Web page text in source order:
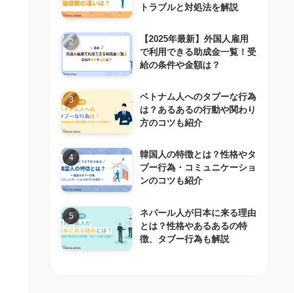
トラブルと対処法を解説
【2025年最新】外国人雇用
で利用できる助成金一覧！受
給の条件や金額は？
ベトナム人へのタブーな行為
は？あるあるの行動や関わり
方のコツも紹介
韓国人の特徴とは？性格やタ
ブー行為・コミュニケーショ
ンのコツも紹介
ネパール人が日本に来る理由
とは？性格やあるあるの特
徴、タブー行為も解説